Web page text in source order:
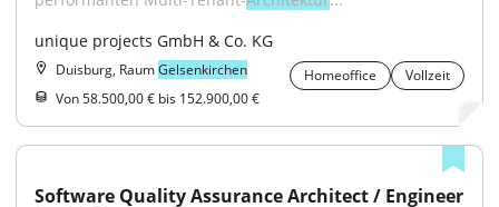
unique projects GmbH & Co. KG
Duisburg, RaumGelsenkirchen Homeoffice
Vollzeit
Von 58.500,00 € bis 152.900,00 €
Software Quality Assurance Architect / Engineer